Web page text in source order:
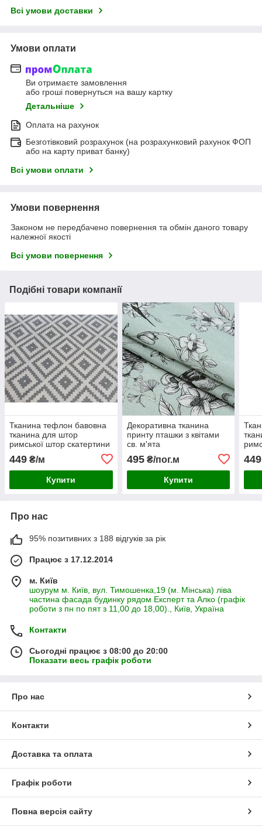
Всі умови доставки
Умови оплати
Ви отримаєте замовлення
або гроші повернуться на вашу картку
Детальніше
Оплата на рахунок
Безготівковий розрахунок (на розрахунковий рахунок ФОП
або на карту приват банку)
Всі умови оплати
Умови повернення
Законом не передбачено повернення та обмін даного товару
належної якості
Всі умови повернення
Подібні товари компанії
Тканина тефлон бавовна
тканина для штор
римської штор скатертини
449 ₴/м
Купити
Декоративна тканина
принту пташки з квітами
св. м'ята
495₴/пог.м
Купити
449
Про нас
95% позитивних з 188 відгуків за рік
Працює з 17.12.2014
м. Київ
шоурум м. Київ, вул. Тимошенка,19 (м. Мінська) ліва
частина фасада будинку рядом Експерт та Алко (графік
роботи з пн по пят з 11,00 до 18,00)., Київ, Україна
Контакти
Сьогодні працює з 08:00 до 20:00
Показати весь графік роботи
Про нас
Контакти
Доставка та оплата
Графік роботи
Повна версія сайту